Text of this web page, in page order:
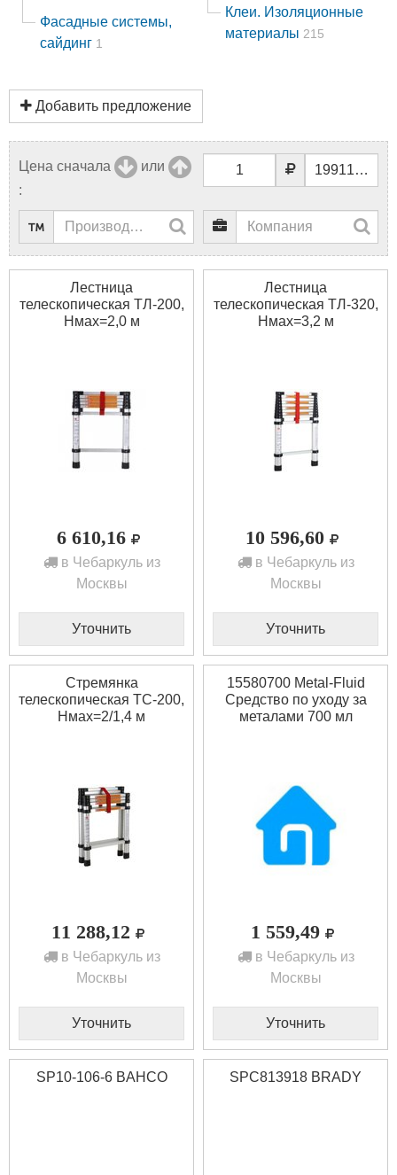
Фасадные системы,
сайдинг 1
Клеи. Изоляционные
материалы 215
Добавить предложение
Цена сначала
или
:
Лестница
телескопическая ТЛ-200,
Нмах=2,0 м
6 610,16
в Чебаркуль из
Москвы
Уточнить
Лестница
телескопическая ТЛ-320,
Нмах=3,2 м
10 596,60
в Чебаркуль из
Москвы
Уточнить
Стремянка
телескопическая ТС-200,
Нмах=2/1,4 м
11 288,12
в Чебаркуль из
Москвы
Уточнить
15580700 Metal-Fluid
Средство по уходу за
металами 700 мл
1 559,49
в Чебаркуль из
Москвы
Уточнить
SP10-106-6 BAHCO SPC813918 BRADY